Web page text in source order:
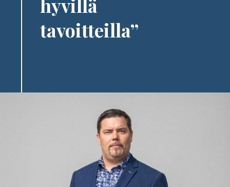
hyvillä
tavoitteilla”